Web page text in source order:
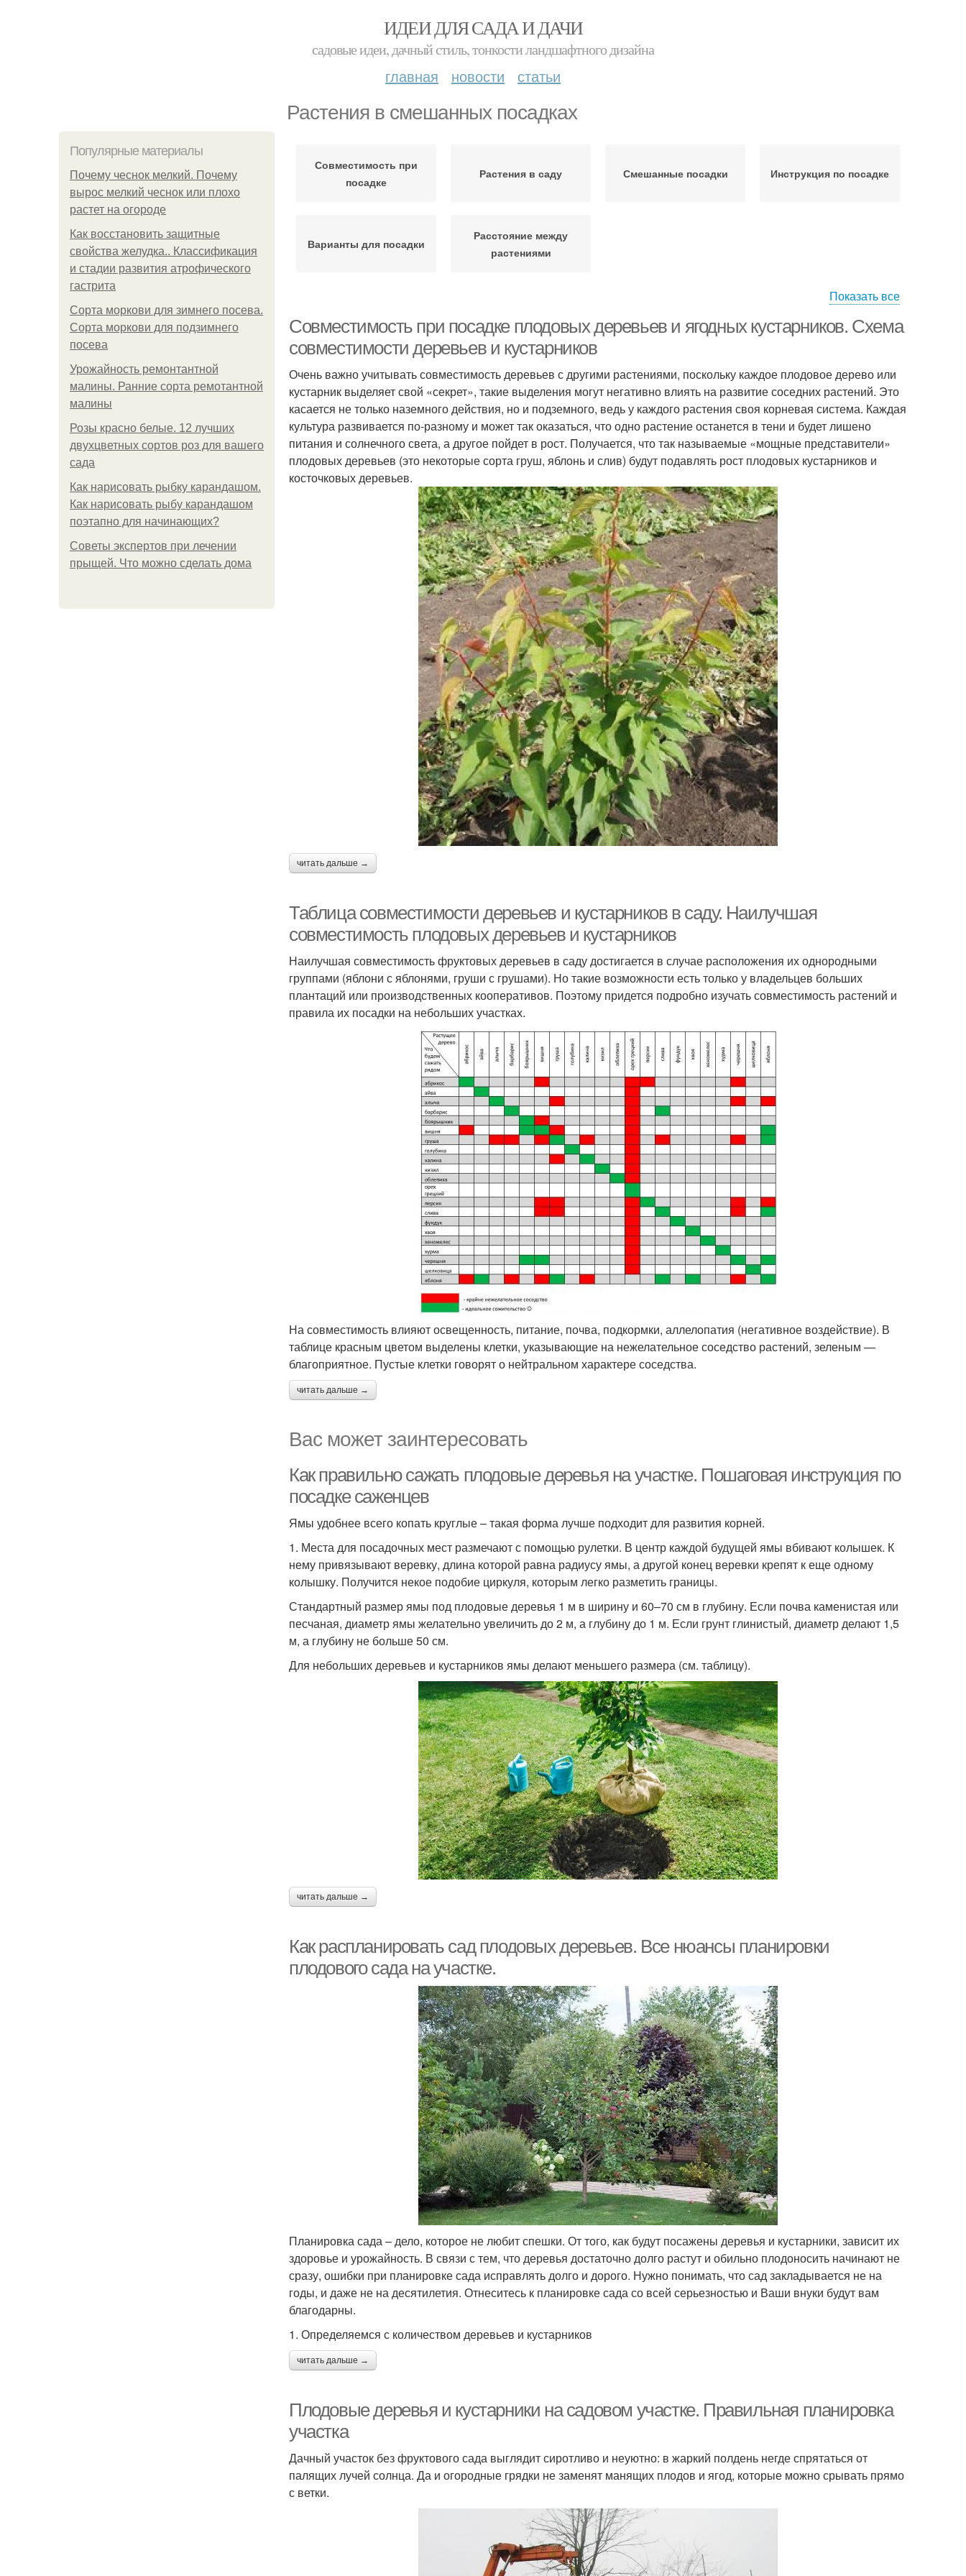
ИДЕИ ДЛЯ САДА И ДАЧИ
садовые идеи, дачный стиль, тонкости ландшафтного дизайна
главная новости статьи
Растения в смешанных посадках
Популярные материалы
Почему чеснок мелкий. Почему
вырос мелкий чеснок или плохо
растет на огороде
Как восстановить защитные
свойства желудка.. Классификация
и стадии развития атрофического
гастрита
Сорта моркови для зимнего посева.
Сорта моркови для подзимнего
посева
Урожайность ремонтантной
малины. Ранние сорта ремотантной
малины
Розы красно белые. 12 лучших
двухцветных сортов роз для вашего
сада
Как нарисовать рыбку карандашом.
Как нарисовать рыбу карандашом
поэтапно для начинающих?
Советы экспертов при лечении
прыщей. Что можно сделать дома
Совместимость при
посадке
Растения в саду Смешанные посадки Инструкция по посадке
Варианты для посадки
Расстояние между
растениями
Показать все
Совместимость при посадке плодовых деревьев и ягодных кустарников. Схема
совместимости деревьев и кустарников
Очень важно учитывать совместимость деревьев с другими растениями, поскольку каждое плодовое дерево или
кустарник выделяет свой «секрет», такие выделения могут негативно влиять на развитие соседних растений. Это
касается не только наземного действия, но и подземного, ведь у каждого растения своя корневая система. Каждая
культура развивается по-разному и может так оказаться, что одно растение останется в тени и будет лишено
питания и солнечного света, а другое пойдет в рост. Получается, что так называемые «мощные представители»
плодовых деревьев (это некоторые сорта груш, яблонь и слив) будут подавлять рост плодовых кустарников и
косточковых деревьев.
читать дальше →
Таблица совместимости деревьев и кустарников в саду. Наилучшая
совместимость плодовых деревьев и кустарников
Наилучшая совместимость фруктовых деревьев в саду достигается в случае расположения их однородными
группами (яблони с яблонями, груши с грушами). Но такие возможности есть только у владельцев больших
плантаций или производственных кооперативов. Поэтому придется подробно изучать совместимость растений и
правила их посадки на небольших участках.
На совместимость влияют освещенность, питание, почва, подкормки, аллелопатия (негативное воздействие). В
таблице красным цветом выделены клетки, указывающие на нежелательное соседство растений, зеленым —
благоприятное. Пустые клетки говорят о нейтральном характере соседства.
читать дальше →
Вас может заинтересовать
Как правильно сажать плодовые деревья на участке. Пошаговая инструкция по
посадке саженцев
Ямы удобнее всего копать круглые – такая форма лучше подходит для развития корней.
1. Места для посадочных мест размечают с помощью рулетки. В центр каждой будущей ямы вбивают колышек. К
нему привязывают веревку, длина которой равна радиусу ямы, а другой конец веревки крепят к еще одному
колышку. Получится некое подобие циркуля, которым легко разметить границы.
Стандартный размер ямы под плодовые деревья 1 м в ширину и 60–70 см в глубину. Если почва каменистая или
песчаная, диаметр ямы желательно увеличить до 2 м, а глубину до 1 м. Если грунт глинистый, диаметр делают 1,5
м, а глубину не больше 50 см.
Для небольших деревьев и кустарников ямы делают меньшего размера (см. таблицу).
читать дальше →
Как распланировать сад плодовых деревьев. Все нюансы планировки
плодового сада на участке.
Планировка сада – дело, которое не любит спешки. От того, как будут посажены деревья и кустарники, зависит их
здоровье и урожайность. В связи с тем, что деревья достаточно долго растут и обильно плодоносить начинают не
сразу, ошибки при планировке сада исправлять долго и дорого. Нужно понимать, что сад закладывается не на
годы, и даже не на десятилетия. Отнеситесь к планировке сада со всей серьезностью и Ваши внуки будут вам
благодарны.
1. Определяемся с количеством деревьев и кустарников
читать дальше →
Плодовые деревья и кустарники на садовом участке. Правильная планировка
участка
Дачный участок без фруктового сада выглядит сиротливо и неуютно: в жаркий полдень негде спрятаться от
палящих лучей солнца. Да и огородные грядки не заменят манящих плодов и ягод, которые можно срывать прямо
с ветки.